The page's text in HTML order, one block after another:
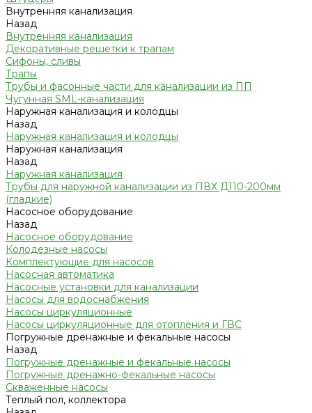
Внутренняя канализация
Назад
Внутренняя канализация
Декоративные решетки к трапам
Сифоны, сливы
Трапы
Трубы и фасонные части для канализации из ПП
Чугунная SML-канализация
Наружная канализация и колодцы
Назад
Наружная канализация и колодцы
Наружная канализация
Назад
Наружная канализация
Трубы для наружной канализации из ПВХ Д110-200мм
(гладкие)
Насосное оборудование
Назад
Насосное оборудование
Колодезные насосы
Комплектующие для насосов
Насосная автоматика
Насосные установки для канализации
Насосы для водоснабжения
Насосы циркуляционные
Насосы циркуляционные для отопления и ГВС
Погружные дренажные и фекальные насосы
Назад
Погружные дренажные и фекальные насосы
Погружные дренажно-фекальные насосы
Скваженные насосы
Теплый пол, коллектора